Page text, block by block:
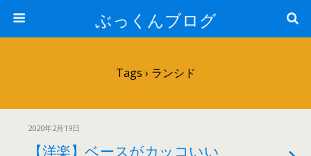
ぶっくんブログ
Tags › ランシド
2020年2月19日
【洋楽】ベースがカッコいい